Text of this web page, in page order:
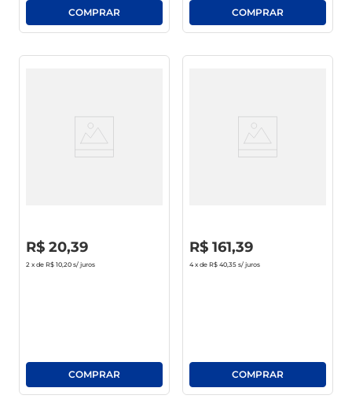
R$ 20,39
2 x de R$ 10,20 s/ juros
R$ 161,39
4 x de R$ 40,35 s/ juros